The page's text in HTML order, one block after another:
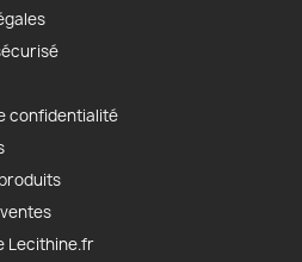
confidentialité
Lecithine.fr